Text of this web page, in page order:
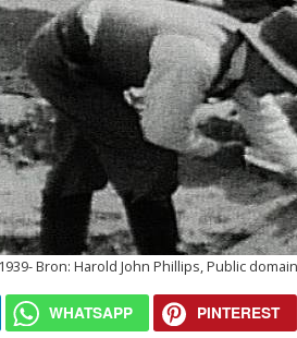
Harold John Phillips, Public
WHATSAPP PINTEREST